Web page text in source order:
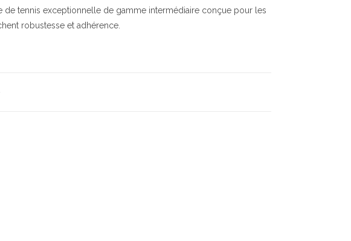
de tennis exceptionnelle de gamme intermédiaire conçue pour les
robustesse et adhérence.